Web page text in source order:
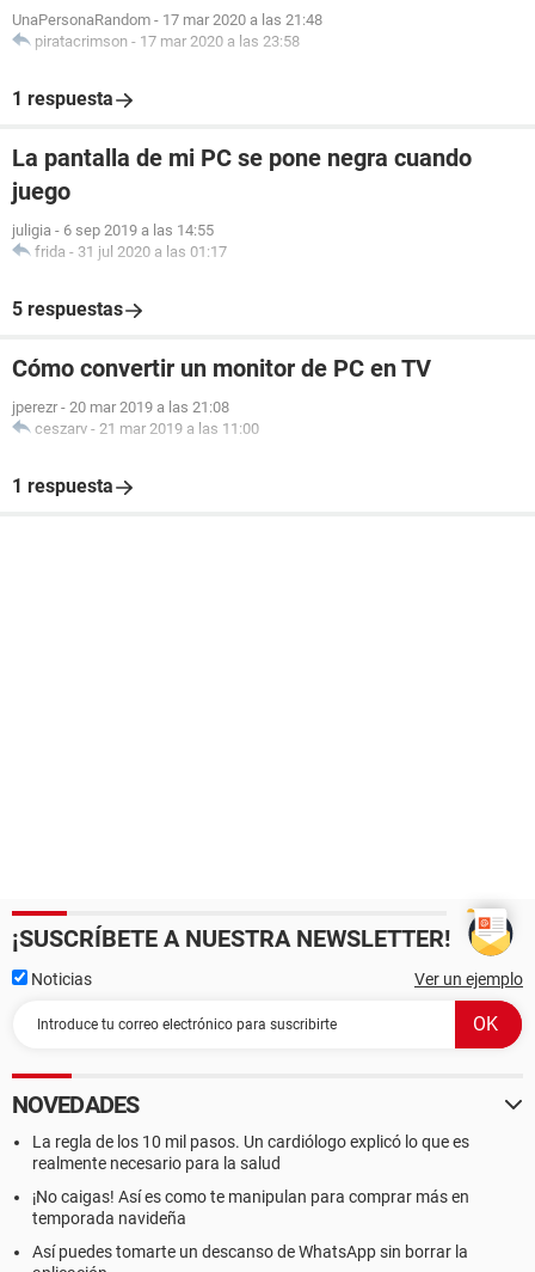
UnaPersonaRandom - 17 mar 2020 a las 21:48
piratacrimson - 17 mar 2020 a las 23:58
1 respuesta
La pantalla de mi PC se pone negra cuando
juego
juligia - 6 sep 2019 a las 14:55
frida - 31 jul 2020 a las 01:17
5 respuestas
Cómo convertir un monitor de PC en TV
jperezr - 20 mar 2019 a las 21:08
ceszarv - 21 mar 2019 a las 11:00
1 respuesta
¡SUSCRÍBETE A NUESTRA NEWSLETTER!
Noticias Ver un ejemplo
NOVEDADES
La regla de los 10 mil pasos. Un cardiólogo explicó lo que es
realmente necesario para la salud
¡No caigas! Así es como te manipulan para comprar más en
temporada navideña
Así puedes tomarte un descanso de WhatsApp sin borrar la